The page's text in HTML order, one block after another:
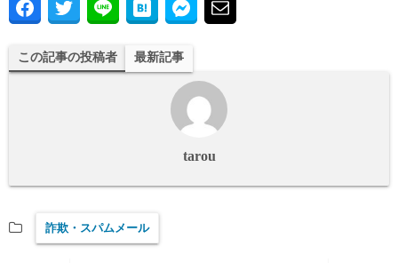
この記事の投稿者 最新記事
tarou
詐欺・スパムメール